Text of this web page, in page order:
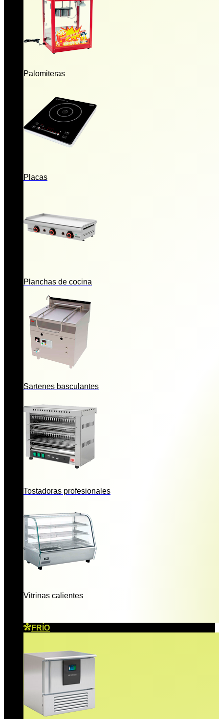
Palomiteras
Placas
Planchas de cocina
Sartenes basculantes
Tostadoras profesionales
Vitrinas calientes
FRÍO